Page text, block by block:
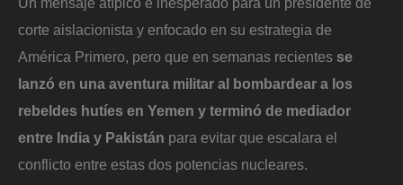
corte aislacionista y enfocado en su estrategia de
América Primero, pero que en semanas recientes se
lanzó en una aventura militar al bombardear a los
rebeldes hutíes en Yemen y terminó de mediador
entre India y Pakistán para evitar que escalara el
conflicto entre estas dos potencias nucleares.